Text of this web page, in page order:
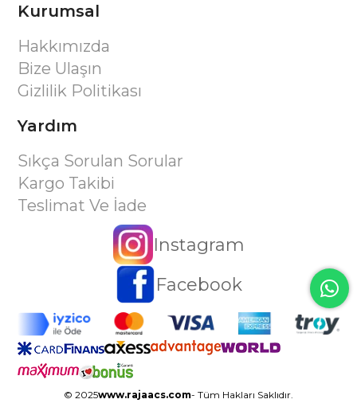
Kurumsal
Hakkımızda
Bize Ulaşın
Gizlilik Politikası
Yardım
Sıkça Sorulan Sorular
Kargo Takibi
Teslimat Ve İade
Instagram
Facebook
© 2025www.rajaacs.com- Tüm Hakları Saklıdır.